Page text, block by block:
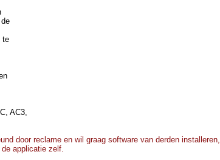
te
AC3,
door reclame en wil graag software van derden installeren,
applicatie zelf.